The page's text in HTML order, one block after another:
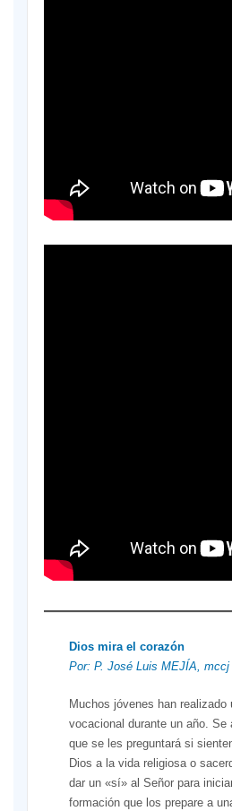
Dios mira el corazón
Por: P. José Luis MEJÍA, mccj
Muchos jóvenes han realizado
vocacional durante un año. Se
que se les preguntará si
Dios a la vida religiosa o
dar un «sí» al Señor para
formación que los prepare a